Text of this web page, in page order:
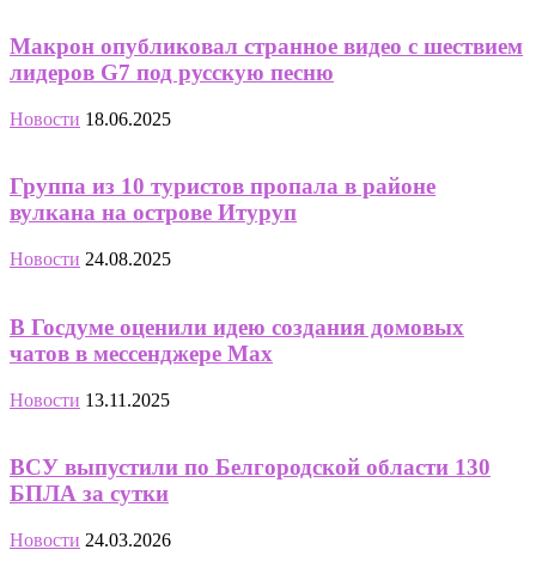
Макрон опубликовал странное видео с шествием
лидеров G7 под русскую песню
Новости 18.06.2025
Группа из 10 туристов пропала в районе
вулкана на острове Итуруп
Новости 24.08.2025
В Госдуме оценили идею создания домовых
чатов в мессенджере Мах
Новости 13.11.2025
ВСУ выпустили по Белгородской области 130
БПЛА за сутки
Новости 24.03.2026